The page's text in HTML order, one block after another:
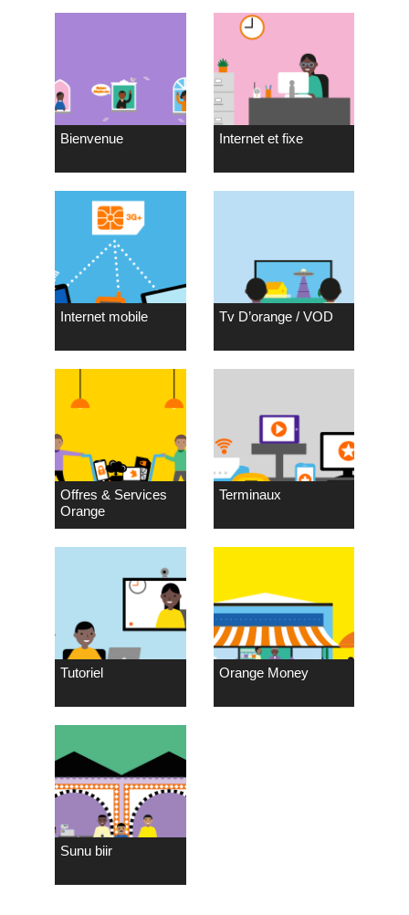
Bienvenue Internet et fixe
Internet mobile Tv D’orange / VOD
Offres & Services
Orange
Terminaux
Tutoriel Orange Money
Sunu biir